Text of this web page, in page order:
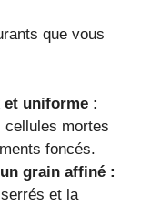
que vous
uniforme :
cellules mortes
foncés.
grain affiné :
et la